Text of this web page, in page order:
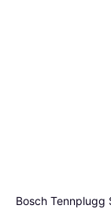
Bosch Tennplugg